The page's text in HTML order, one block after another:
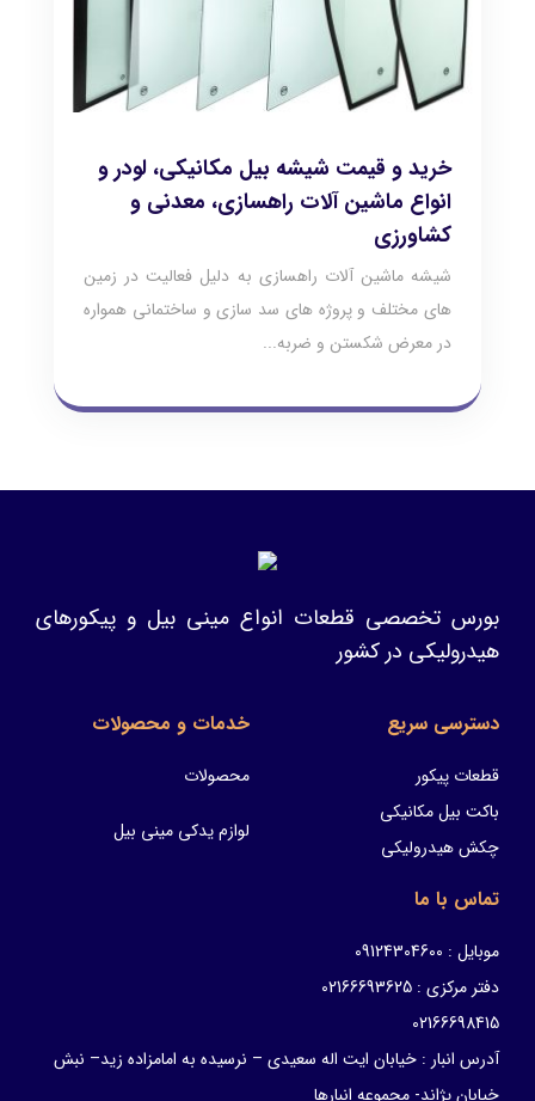
خرید و قیمت شیشه بیل مکانیکی، لودر و
انواع ماشین آلات راهسازی، معدنی و
کشاورزی
شیشه ماشین آلات راهسازی به دلیل فعالیت در زمین
های مختلف و پروژه های سد سازی و ساختمانی همواره
در معرض شکستن و ضربه...
بورس تخصصی قطعات انواع مینی بیل و پیکورهای
هیدرولیکی در کشور
دسترسی سریع
قطعات پیکور
باکت بیل مکانیکی
چکش هیدرولیکی
خدمات و محصولات
محصولات
لوازم یدکی مینی بیل
تماس با ما
موبایل : 09124304600
دفتر مرکزی : 02166693625
02166698415
آدرس انبار : خیابان ایت اله سعیدی – نرسیده به امامزاده زید– نبش
خیابان پژاند- مجموعه انبارها